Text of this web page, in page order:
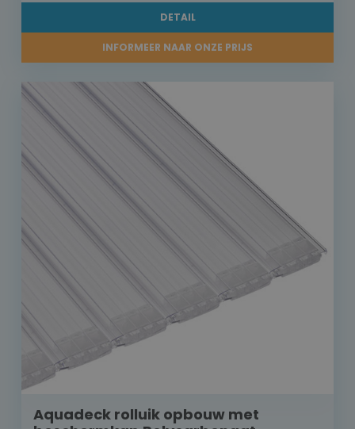
DETAIL
INFORMEER NAAR ONZE PRIJS
Aquadeck rolluik opbouw met